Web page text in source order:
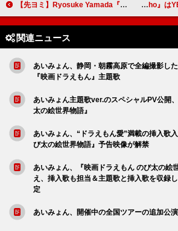
【先ヨミ】Ryosuke Yamada『RED』11.1万枚で現在アルバム1位独走中 BTSのJIN、ニ
関連ニュース
あいみょん、静岡・朝霧高原で全編撮影し
『映画ドラえもん』主題歌
あいみょん主題歌ver.のスペシャルPV公開
太の絵世界物語』
あいみょん、“ドラえもん愛”満載の挿入歌
び太の絵世界物語』予告映像が解禁
あいみょん、『映画ドラえもん のび太の絵
え、挿入歌も担当＆主題歌と挿入歌を収録
定
あいみょん、開催中の全国ツアーの追加公